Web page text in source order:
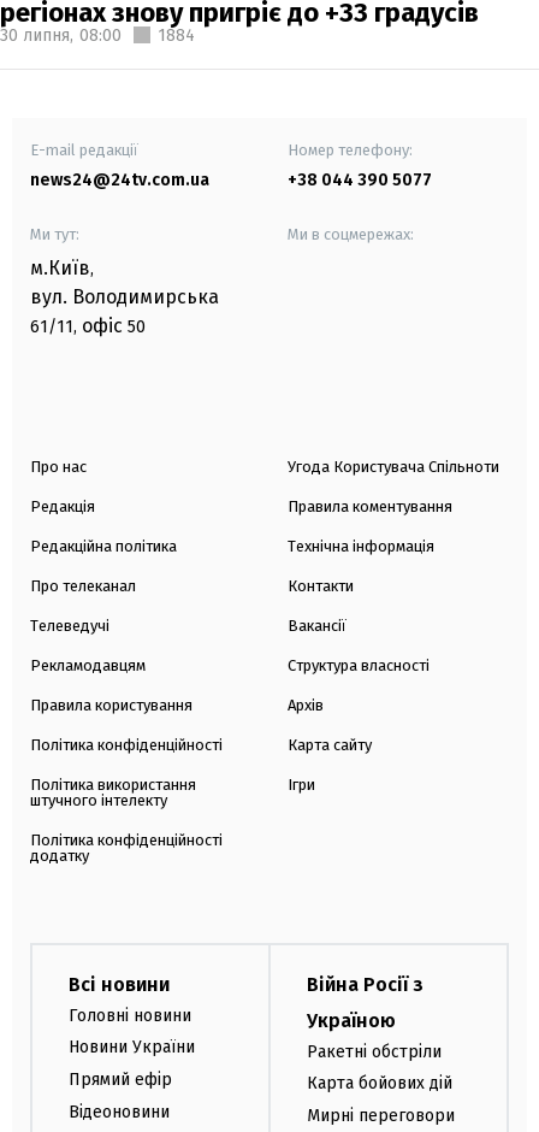
регіонах знову пригріє до +33 градусів
30 липня, 08:00 1884
E-mail редакції
news24@24tv.com.ua
Номер телефону:
+38 044 390 5077
Ми тут:
м.Київ,
вул. Володимирська
61/11, офіс 50
Ми в соцмережах:
Про нас
Редакція
Редакційна політика
Про телеканал
Телеведучі
Рекламодавцям
Правила користування
Політика конфіденційності
Політика використання
штучного інтелекту
Політика конфіденційності
додатку
Угода Користувача Спільноти
Правила коментування
Технічна інформація
Контакти
Вакансії
Структура власності
Архів
Карта сайту
Ігри
Всі новини
Головні новини
Новини України
Прямий ефір
Відеоновини
Війна Росії з
Україною
Ракетні обстріли
Карта бойових дій
Мирні переговори